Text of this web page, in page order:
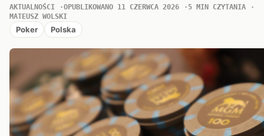
AKTUALNOŚCI OPUBLIKOWANO 11 CZERWCA 2026
5 MIN CZYTANIA
MATEUSZ WOLSKI
Poker Polska